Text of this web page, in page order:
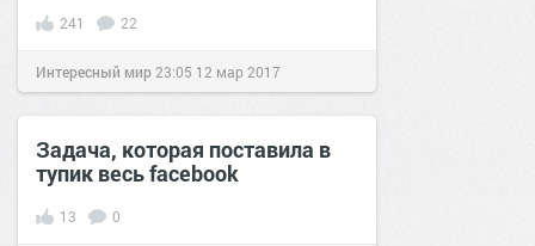
241 22
Интересный мир 23:05 12 мар 2017
Задача, которая поставила в
тупик весь facebook
13 0